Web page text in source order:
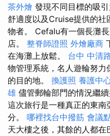
茶外燴 發現不同目標的吸
舒適度以及Cruise提供的社
物者。 Cefalu有一個長灘
店。 整脊師證照 外燴廠商
在海灘上放鬆。 台中 中清
物管理系統，名人遊輪努
的目的地。 換護照 養護中
雄 儘管郵輪部門的情況繼
這次旅行是一種真正的東南
分。 哪裡找台中撥筋 會議
天大樓之後，其餘的人都在